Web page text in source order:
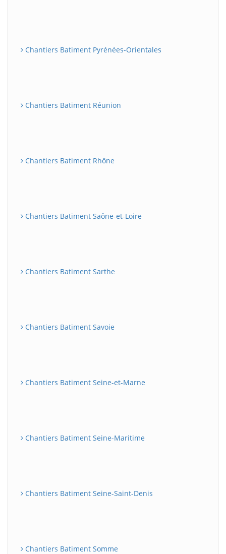
Chantiers Batiment Pyrénées-Orientales
Chantiers Batiment Réunion
Chantiers Batiment Rhône
Chantiers Batiment Saône-et-Loire
Chantiers Batiment Sarthe
Chantiers Batiment Savoie
Chantiers Batiment Seine-et-Marne
Chantiers Batiment Seine-Maritime
Chantiers Batiment Seine-Saint-Denis
Chantiers Batiment Somme